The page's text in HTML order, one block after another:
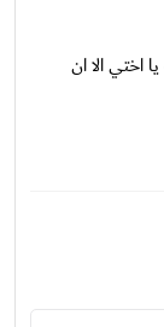
اختي الا ان